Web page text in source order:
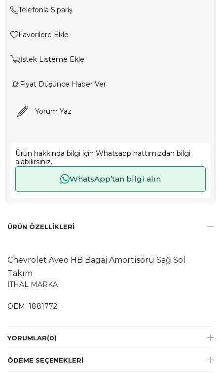
Telefonla Sipariş
Favorilere Ekle
İstek Listeme Ekle
Fiyat Düşünce Haber Ver
Yorum Yaz
Ürün hakkında bilgi için Whatsapp hattımızdan bilgi
alabilirsiniz.
WhatsApp’tan bilgi alın
ÜRÜN ÖZELLIKLERI
Chevrolet Aveo HB Bagaj Amortisörü Sağ Sol
Takım
İTHAL MARKA
OEM: 1881772
YORUMLAR(0)
ÖDEME SEÇENEKLERI